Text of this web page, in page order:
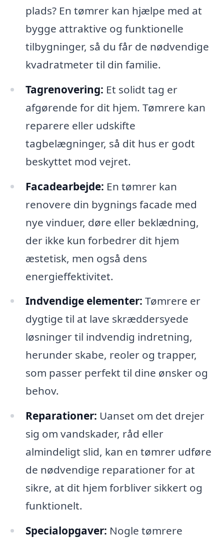
plads? En tømrer kan hjælpe med at
bygge attraktive og funktionelle
tilbygninger, så du får de nødvendige
kvadratmeter til din familie.
Tagrenovering: Et solidt tag er
afgørende for dit hjem. Tømrere kan
reparere eller udskifte
tagbelægninger, så dit hus er godt
beskyttet mod vejret.
Facadearbejde: En tømrer kan
renovere din bygnings facade med
nye vinduer, døre eller beklædning,
der ikke kun forbedrer dit hjem
æstetisk, men også dens
energieffektivitet.
Indvendige elementer: Tømrere er
dygtige til at lave skræddersyede
løsninger til indvendig indretning,
herunder skabe, reoler og trapper,
som passer perfekt til dine ønsker og
behov.
Reparationer: Uanset om det drejer
sig om vandskader, råd eller
almindeligt slid, kan en tømrer udføre
de nødvendige reparationer for at
sikre, at dit hjem forbliver sikkert og
funktionelt.
Specialopgaver: Nogle tømrere